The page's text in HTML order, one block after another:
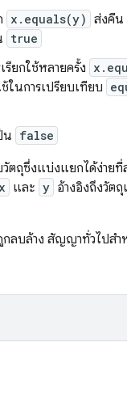
x.equals(y) ส่งคืน
true
รียกใช้หลายครั้ง
ในการเปรียบเทียบ
น false
ตถุซึ่งแบ่งแยกได้ง่าย
x และ y อ้างอิงถึงวัต
กลบล้าง สัญญาทั่วไปสำ